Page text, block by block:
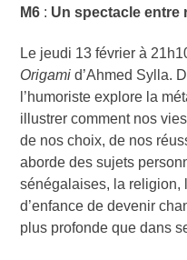
M6 : Un spectacle entre
Le jeudi 13 février à
Origami d’Ahmed Sylla.
l’humoriste explore la
illustrer comment nos
de nos choix, de nos
aborde des sujets
sénégalaises, la religion,
d’enfance de devenir
plus profonde que dans